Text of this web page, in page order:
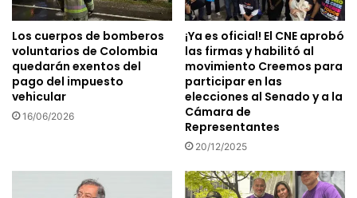
Los cuerpos de bomberos
voluntarios de Colombia
quedarán exentos del
pago del impuesto
vehicular
16/06/2026
¡Ya es oficial! El CNE aprobó
las firmas y habilitó al
movimiento Creemos para
participar en las
elecciones al Senado y a la
Cámara de
Representantes
20/12/2025